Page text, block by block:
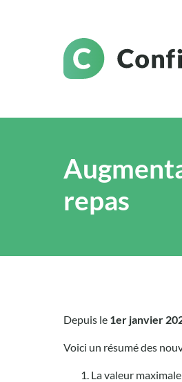
repas
Depuis le 1er janvier
Voici un résumé des
La valeur